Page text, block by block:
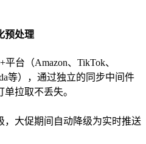
预处理
台（Amazon、TikTok、
等），通过独立的同步中间件
拉取不丢失。
，大促期间自动降级为实时推送